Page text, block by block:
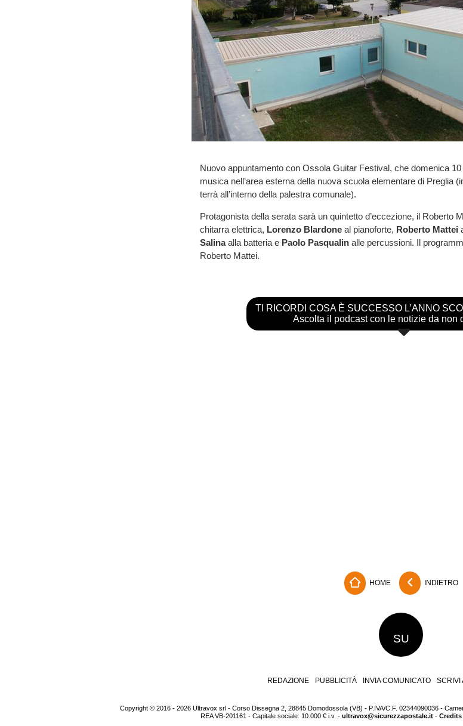
Nuovo appuntamento con Ossola Guitar Festival, che domenica
musica nell’area esterna della nuova scuola elementare di Preglia
terrà all’interno della palestra comunale).
Protagonista della serata sarà un quintetto d’eccezione, il Roberto
chitarra elettrica, Lorenzo Blardoneal pianoforte, Roberto Mattei
Salinaalla batteria e Paolo Pasqualinalle percussioni. Il
Roberto Mattei.
TI RICORDI COSA È SUCCESSO L’ANNO
Ascolta il podcast con le notizie da non
HOME INDIETRO
SU
REDAZIONE PUBBLICITÀ INVIA COMUNICATO SCRIVI
Copyright © 2016 - 2026 Ultravox srl - Corso Dissegna 2, 28845 Domodossola (VB) - P.IVA/C.F. 02344090036 -
REA VB-201161 - Capitale sociale: 10.000 € i.v. - ultravox@sicurezzapostale.it- Credits|